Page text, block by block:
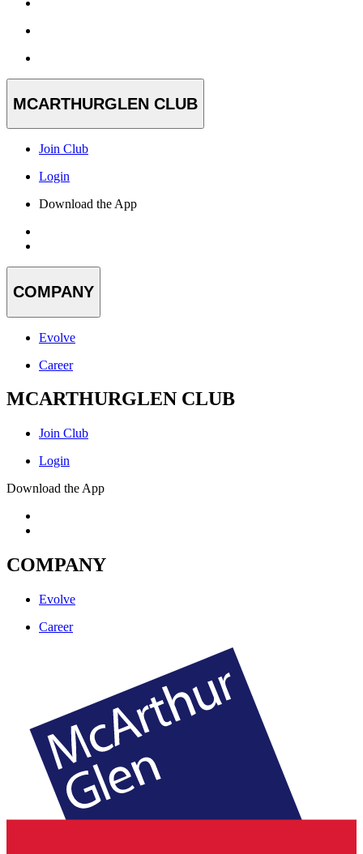
MCARTHURGLEN CLUB
Join Club
Login
Download the App
COMPANY
Evolve
Career
MCARTHURGLEN CLUB
Join Club
Login
Download the App
COMPANY
Evolve
Career